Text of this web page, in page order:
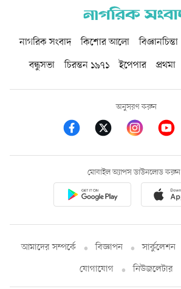
নাগরিক সংবাদ কিশোর আলো বিজ্ঞানচিন্তা
বন্ধুসভা
চিরন্তন ১৯৭১ ইপেপার প্রথমা
অনুসরণ করুন
মোবাইল অ্যাপস ডাউনলোড করুন
আমাদের সম্পর্কে বিজ্ঞাপন সার্কুলেশন
যোগাযোগ
নিউজলেটার